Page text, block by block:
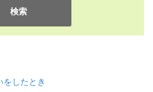
検索
をしたとき